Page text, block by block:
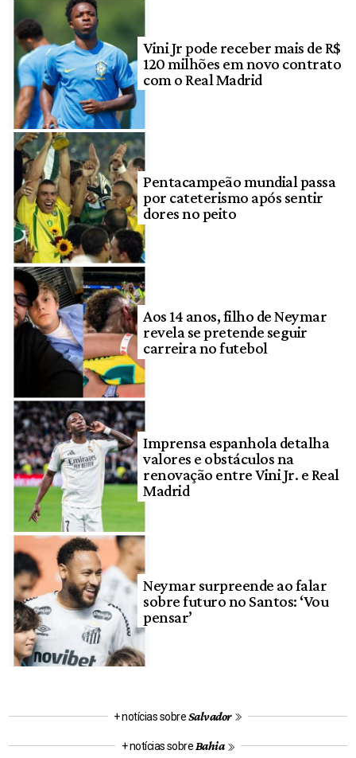
Vini Jr pode receber mais de R$
120 milhões em novo contrato
com o Real Madrid
Pentacampeão mundial passa
por cateterismo após sentir
dores no peito
Aos 14 anos, filho de Neymar
revela se pretende seguir
carreira no futebol
Imprensa espanhola detalha
valores e obstáculos na
renovação entre Vini Jr. e Real
Madrid
Neymar surpreende ao falar
sobre futuro no Santos: ‘Vou
pensar’
+ notícias sobreSalvador
+ notícias sobreBahia